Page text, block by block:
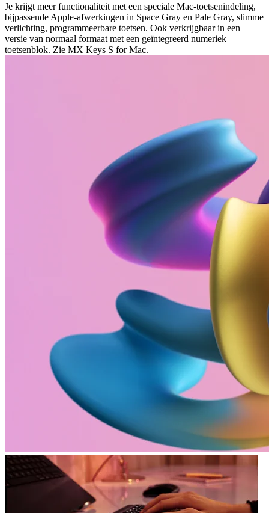
Je krijgt meer functionaliteit met een speciale Mac-toetsenindeling,
bijpassende Apple-afwerkingen in Space Gray en Pale Gray, slimme
verlichting, programmeerbare toetsen. Ook verkrijgbaar in een
versie van normaal formaat met een geïntegreerd numeriek
toetsenblok. Zie MX Keys S for Mac.